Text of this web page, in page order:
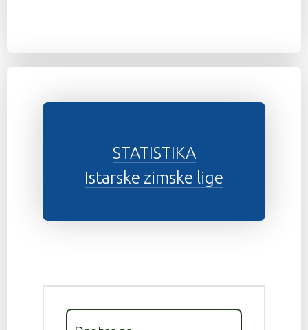
STATISTIKA
Istarske zimske lige